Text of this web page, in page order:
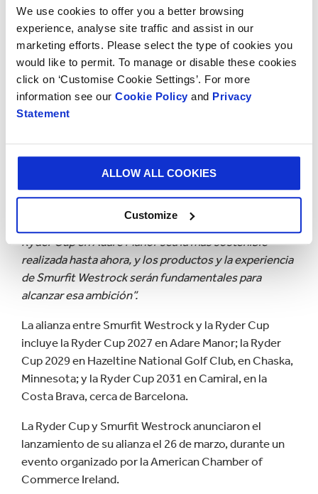
We use cookies to offer you a better browsing
experience, analyse site traffic and assist in our
marketing efforts. Please select the type of cookies you
would like to permit. To manage or disable these cookies
click on ‘Customise Cookie Settings’. For more
information see our Cookie Policy and Privacy
Statement
ALLOW ALL COOKIES
Customize
historia”, señalóMcGinley .“Espero con mucho
entusiasmo representar a la organización en su
recorrido junto a la Ryder Cup”.
“La Ryder Cup promete ser el mayor evento
deportivo jamás celebrado en la isla de Irlanda”
Richard Atkinson, Chief Ryder Cup Officer
con raíces locales de mostrar su experiencia ante una
audiencia global es enorme, y estamos encantados de
dar la bienvenida a una organización irlandesa del
Socios Globales. Además, queremos que la próxima
Ryder Cup en Adare Manor sea la más sostenible
realizada hasta ahora, y los productos y la experiencia
de Smurfit Westrock serán fundamentales para
alcanzar esa ambición”.
La alianza entre Smurfit Westrock y la Ryder Cup
incluye la Ryder Cup 2027 en Adare Manor; la Ryder
Cup 2029 en Hazeltine National Golf Club, en Chaska,
Minnesota; y la Ryder Cup 2031 en Camiral, en la
Costa Brava, cerca de Barcelona.
La Ryder Cup y Smurfit Westrock anunciaron el
lanzamiento de su alianza el 26 de marzo, durante un
evento organizado por la American Chamber of
Commerce Ireland.